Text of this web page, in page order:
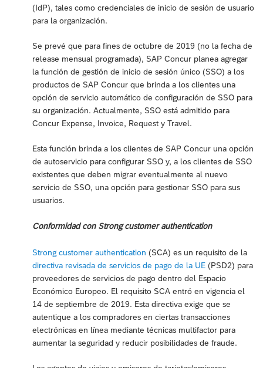
(IdP), tales como credenciales de inicio de sesión de usuario
para la organización.
Se prevé que para fines de octubre de 2019 (no la fecha de
release mensual programada), SAP Concur planea agregar
la función de gestión de inicio de sesión único (SSO) a los
productos de SAP Concur que brinda a los clientes una
opción de servicio automático de configuración de SSO para
su organización. Actualmente, SSO está admitido para
Concur Expense, Invoice, Request y Travel.
Esta función brinda a los clientes de SAP Concur una opción
de autoservicio para configurar SSO y, a los clientes de SSO
existentes que deben migrar eventualmente al nuevo
servicio de SSO, una opción para gestionar SSO para sus
usuarios.
Conformidad con Strong customer authentication
Strong customer authentication (SCA) es un requisito de la
directiva revisada de servicios de pago de la UE (PSD2) para
proveedores de servicios de pago dentro del Espacio
Económico Europeo. El requisito SCA entró en vigencia el
14 de septiembre de 2019. Esta directiva exige que se
autentique a los compradores en ciertas transacciones
electrónicas en línea mediante técnicas multifactor para
aumentar la seguridad y reducir posibilidades de fraude.